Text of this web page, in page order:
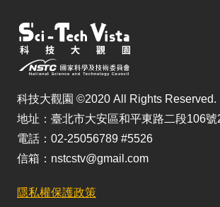
科技大觀園 ©2020 All Rights Reserved.
地址：臺北市大安區和平東路二段106號
電話：02-25056789 #5526
信箱：nstcstv@gmail.com
隱私權保護政策